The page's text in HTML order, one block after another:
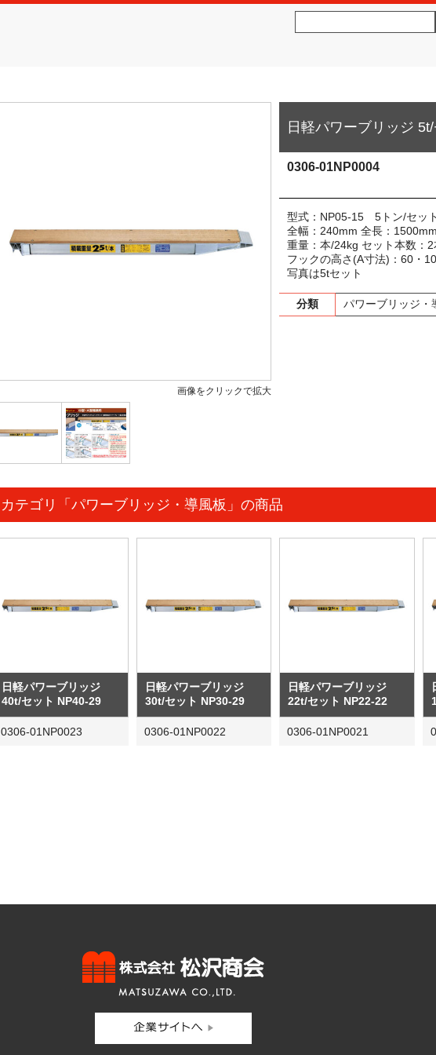
MATSUZAWA CO.,LTD.
画像をクリックで拡大
日軽パワーブリッジ
0306-01NP0004
型式：NP05-15 5トン/セット
全幅：240mm 全長：
重量：本/24kg セット本数：2
フックの高さ(A寸法)：60・
写真は5tセット
分類 パワーブリッジ・
カテゴリ「パワーブリッジ・導風板」の商品
日軽パワーブリッジ
40t/セット NP40-29
0306-01NP0023
日軽パワーブリッジ
30t/セット NP30-29
0306-01NP0022
日軽パワーブリッジ
22t/セット NP22-22
0306-01NP0021